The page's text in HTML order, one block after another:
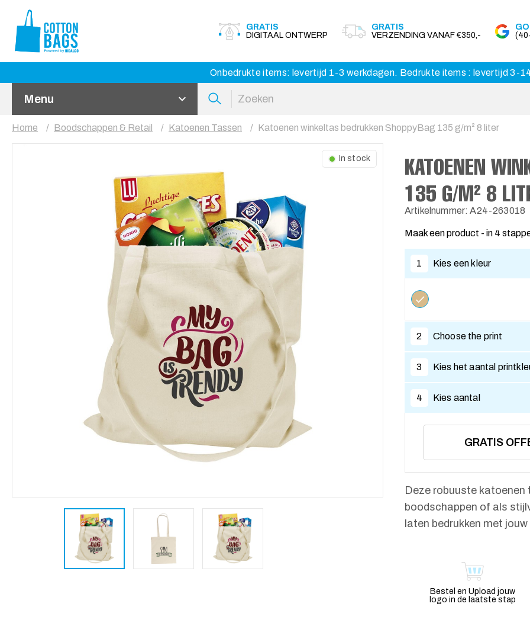
GRATIS
DIGITAAL ONTWERP
GRATIS
VERZENDING VANAF €350,-
Onbedrukte items: levertijd 1-3 werkdagen. Bedrukte items : levertijd 3-
Menu
Home Boodschappen & Retail Katoenen Tassen Katoenen winkeltas bedrukken ShoppyBag 135 g/m² 8 liter
In stock
KATOENEN
135 G/M² 8
Artikelnummer: A24-263018
Maak een product - in 4
1 Kies een kleur
2 Choose the print
3 Kies het aantal
4 Kies aantal
GRATIS
Deze robuuste katoenen
boodschappen of als
laten bedrukken met
Bestel en Upload jouw
logo in de laatste stap